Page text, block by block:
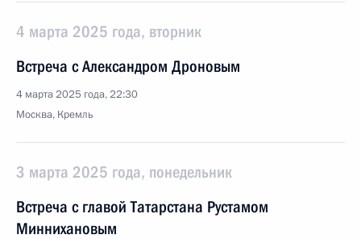
4 марта 2025 года, вторник
Встреча с Александром Дроновым
4 марта 2025 года, 22:30
Москва, Кремль
3 марта 2025 года, понедельник
Встреча с главой Татарстана Рустамом
Миннихановым